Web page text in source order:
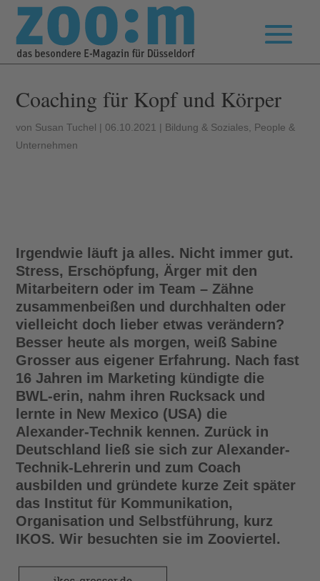
Coaching für Kopf und Körper
von Susan Tuchel | 06.10.2021 | Bildung & Soziales
People &
Unternehmen
Irgendwie läuft ja alles. Nicht immer gut.
Stress, Erschöpfung, Ärger mit den
Mitarbeitern oder im Team – Zähne
zusammenbeißen und durchhalten oder
vielleicht doch lieber etwas verändern?
Besser heute als morgen, weiß Sabine
Grosser aus eigener Erfahrung. Nach fast
16 Jahren im Marketing kündigte die
BWL-erin, nahm ihren Rucksack und
lernte in New Mexico (USA) die
Alexander-Technik kennen. Zurück in
Deutschland ließ sie sich zur Alexander-
Technik-Lehrerin und zum Coach
ausbilden und gründete kurze Zeit später
das Institut für Kommunikation,
Organisation und Selbstführung, kurz
IKOS. Wir besuchten sie im Zooviertel.